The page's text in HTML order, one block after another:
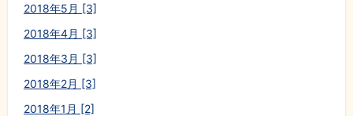
2018年5月 [3]
2018年4月 [3]
2018年3月 [3]
2018年2月 [3]
2018年1月 [2]